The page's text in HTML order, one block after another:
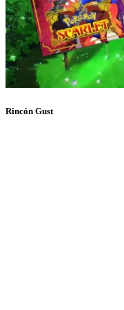
Rincón Gust